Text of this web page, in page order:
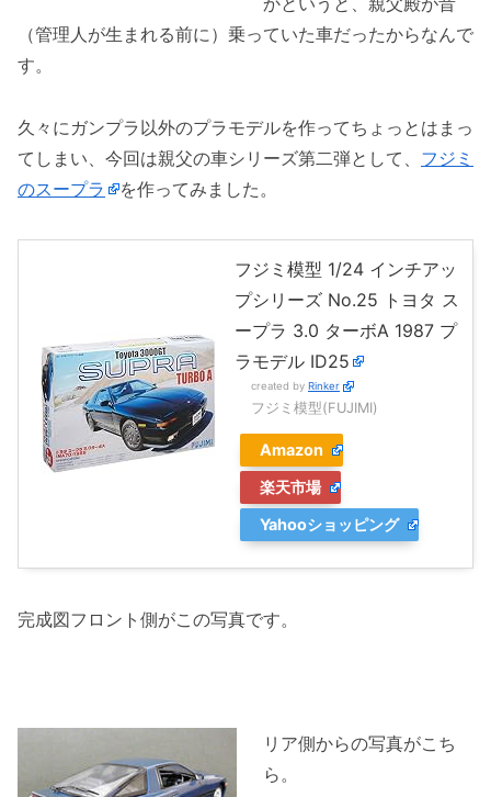
（管理人が生まれる前に）乗っていた車だったからなんで
す。
久々にガンプラ以外のプラモデルを作ってちょっとはまっ
てしまい、今回は親父の車シリーズ第二弾として、 フジミ
のスープラ
を作ってみました。
フジミ模型 1/24 インチアッ
プシリーズ No.25 トヨタ ス
ープラ 3.0 ターボA 1987 プ
ラモデル ID25
created by Rinker
フジミ模型(FUJIMI)
Amazon
楽天市場
Yahooショッピング
完成図フロント側がこの写真です。
リア側からの写真がこち
ら。